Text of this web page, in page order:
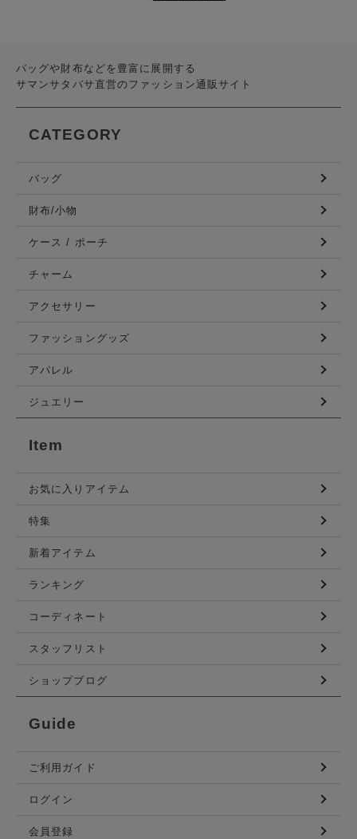
バッグや財布などを豊富に展開する
サマンサタバサ直営のファッション通販サイト
CATEGORY
バッグ
財布/小物
ケース / ポーチ
チャーム
アクセサリー
ファッショングッズ
アパレル
ジュエリー
Item
お気に入りアイテム
特集
新着アイテム
ランキング
コーディネート
スタッフリスト
ショップブログ
Guide
ご利用ガイド
ログイン
会員登録